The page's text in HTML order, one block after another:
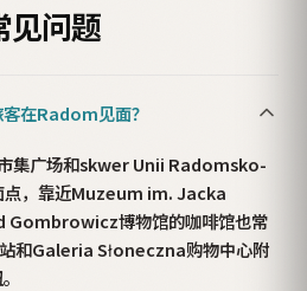
见问题
在Radom见面？
集广场和skwer Unii Radomsko-
，靠近Muzeum im. Jacka
博物馆的咖啡馆也常
和Galeria Słoneczna购物中心附